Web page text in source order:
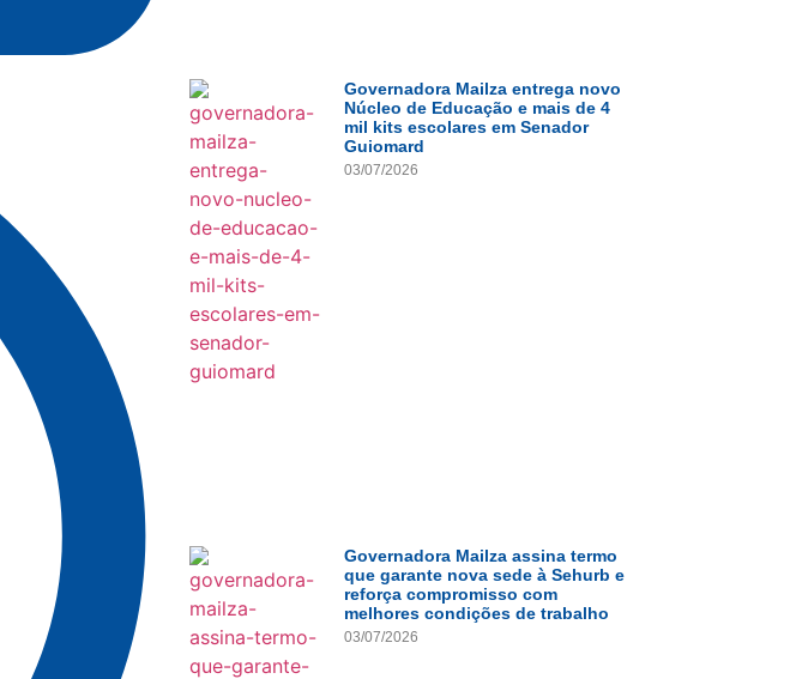
Governadora Mailza entrega novo
Núcleo de Educação e mais de 4
mil kits escolares em Senador
Guiomard
03/07/2026
Governadora Mailza assina termo
que garante nova sede à Sehurb e
reforça compromisso com
melhores condições de trabalho
03/07/2026